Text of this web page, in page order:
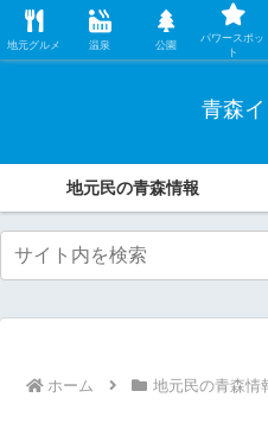
レンタカー店の中の人が、地元民なら
る魅力をこっ
青森
地元民の青森情報
ホーム 地元民の青森情
地元グルメ 温泉 公園
パワースポッ
ト